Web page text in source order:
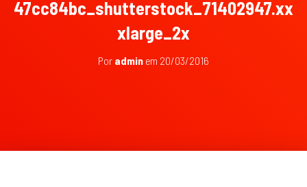
47cc84bc_shutterstock_71402947.xx
xlarge_2x
Por admin em 20/03/2016